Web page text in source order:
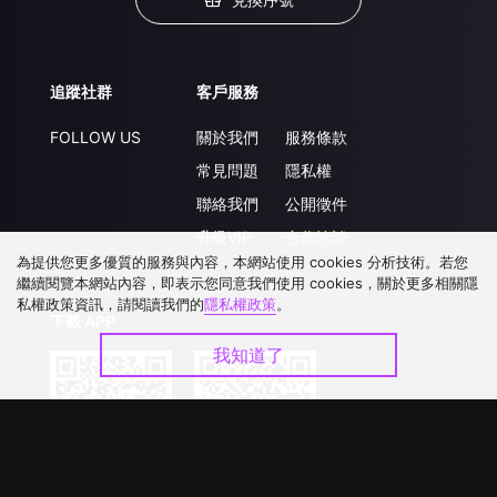
追蹤社群
FOLLOW US
客戶服務
關於我們
常見問題
聯絡我們
升級VIP
服務條款
隱私權
公開徵件
合作洽談
為提供您更多優質的服務與內容，本網站使用 cookies 分析技術。若您
繼續閱覽本網站內容，即表示您同意我們使用 cookies，關於更多相關隱
私權政策資訊，請閱讀我們的隱私權政策。
我知道了